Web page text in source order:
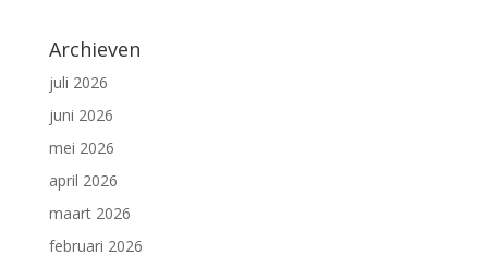
Archieven
juli 2026
juni 2026
mei 2026
april 2026
maart 2026
februari 2026